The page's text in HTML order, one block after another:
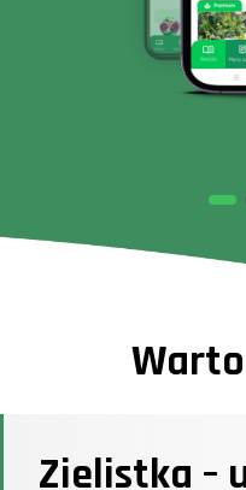
Zielistka –